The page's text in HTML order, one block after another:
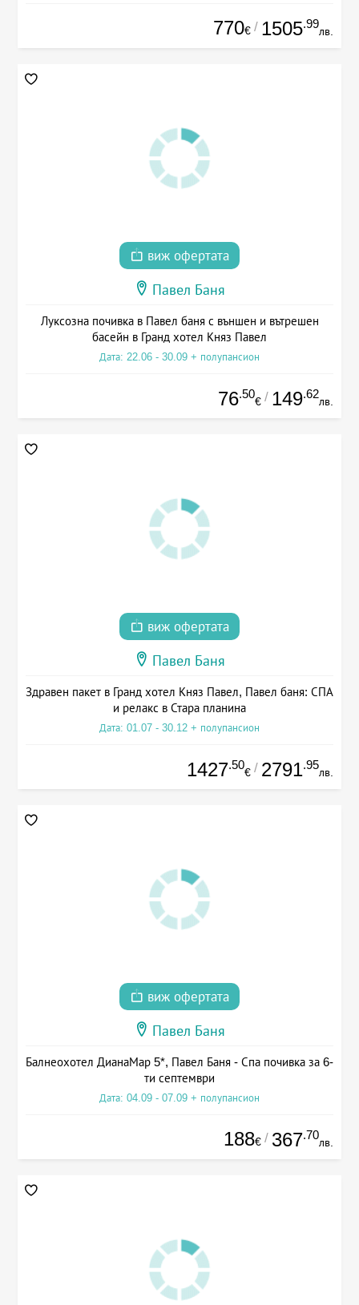
770€ / 1505.99
лв.
виж офертата
Павел Баня
Луксозна почивка в Павел баня с външен и вътрешен
басейн в Гранд хотел Княз Павел
Дата: 22.06 - 30.09 + полупансион
76.50
€ / 149.62
лв.
виж офертата
Павел Баня
Здравен пакет в Гранд хотел Княз Павел, Павел баня: СПА
и релакс в Стара планина
Дата: 01.07 - 30.12 + полупансион
1427.50
€ / 2791.95
лв.
виж офертата
Павел Баня
Балнеохотел ДианаМар 5*, Павел Баня - Спа почивка за 6-
ти септември
Дата: 04.09 - 07.09 + полупансион
188€ / 367.70
лв.